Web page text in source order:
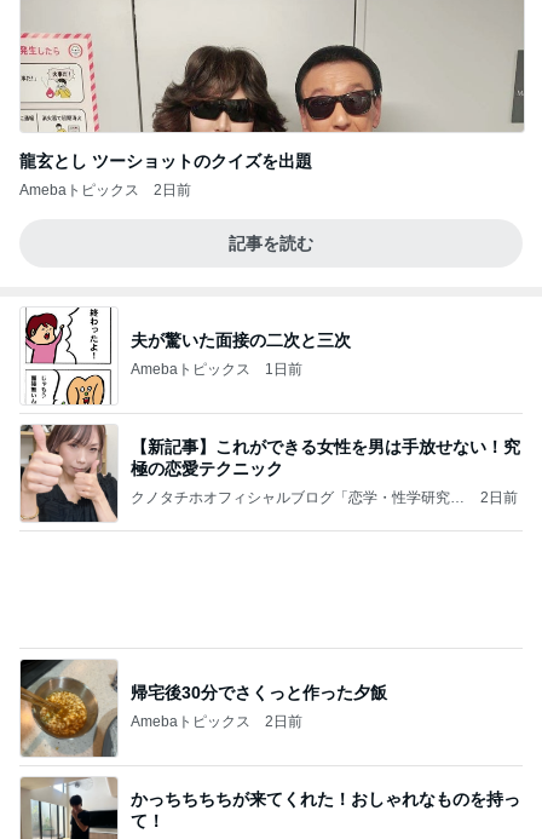
龍玄とし ツーショットのクイズを出題
Amebaトピックス 2日前
記事を読む
夫が驚いた面接の二次と三次
Amebaトピックス 1日前
【新記事】これができる女性を男は手放せない！究
極の恋愛テクニック
クノタチホオフィシャルブログ「恋学・性学研究
2日前
帰宅後30分でさくっと作った夕飯
Amebaトピックス 2日前
かっちちちちが来てくれた！おしゃれなものを持っ
て！